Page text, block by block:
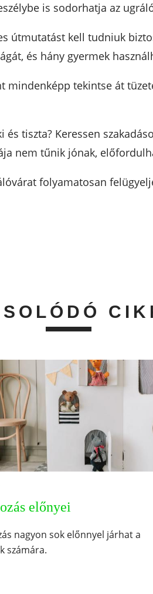
is sodorhatja az
útmutatást kell tudniuk
és hány gyermek
mindenképp tekintse át
tiszta? Keressen
nem tűnik jónak,
folyamatosan
előnyei
nagyon sok előnnyel járhat a
számára.